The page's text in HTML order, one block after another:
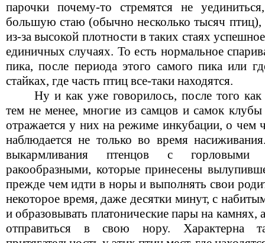
парочки почему-то стремятся не
большую стаю (обычно несколько тысяч птиц),
из-за высокой плотности в таких стаях
единичных случаях. То есть нормальное
пика, после периода этого самого пика или
стайках, где часть птиц все-таки находятся.
Ну и как уже говорилось, после того
тем не менее, многие из самцов и самок
отражается у них на режиме инкубации, о чем
наблюдается не только во время
выкармливания птенцов с горловыми
ракообразными, которые принесены
прежде чем идти в норы и выполнять свои
некоторое время, даже десятки минут, с
и образовывать платонические пары на камнях,
отправиться в свою нору. Характерна